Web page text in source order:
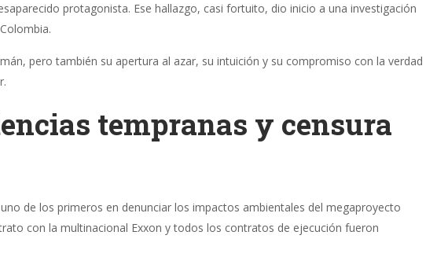
protagonista. Ese hallazgo, casi fortuito, dio inicio a una investigación
pero también su apertura al azar, su intuición y su compromiso con la verdad
tempranas y censura
de los primeros en denunciar los impactos ambientales del megaproyecto
con la multinacional Exxon y todos los contratos de ejecución fueron